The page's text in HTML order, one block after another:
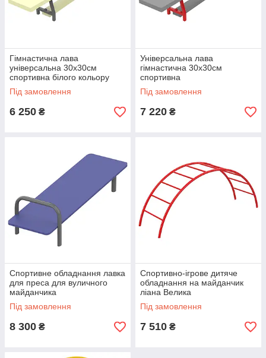
Гімнастична лава
універсальна 30х30см
спортивна білого кольору
Під замовлення
6 250 ₴
Універсальна лава
гімнастична 30х30см
спортивна
Під замовлення
7 220 ₴
Спортивне обладнання лавка
для преса для вуличного
майданчика
Під замовлення
8 300 ₴
Спортивно-ігрове дитяче
обладнання на майданчик
ліана Велика
Під замовлення
7 510 ₴